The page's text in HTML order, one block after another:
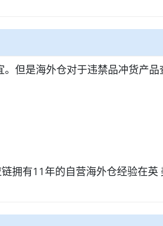
但是海外仓对于违禁品冲货产
拥有11年的自营海外仓经验在